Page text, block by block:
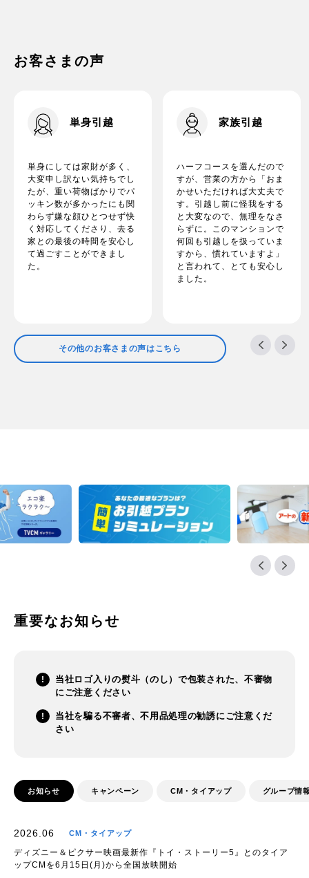
お客さまの声
単身引越
単身にしては家財が多く、
大変申し訳ない気持ちでし
たが、重い荷物ばかりでパ
ッキン数が多かったにも関
わらず嫌な顔ひとつせず快
く対応してくださり、去る
家との最後の時間を安心し
て過ごすことができまし
た。
家族引越
ハーフコースを選んだので
すが、営業の方から「おま
かせいただければ大丈夫で
す。引越し前に怪我をする
と大変なので、無理をなさ
らずに。このマンションで
何回も引越しを扱っていま
すから、慣れていますよ」
と言われて、とても安心し
ました。
その他のお客さまの声はこちら
重要なお知らせ
当社ロゴ入りの熨斗（のし）で包装された、不審物
にご注意ください
当社を騙る不審者、不用品処理の勧誘にご注意くだ
さい
お知らせ キャンペーン CM・タイアップ グループ情
2026.06 CM・タイアップ
ディズニー＆ピクサー映画最新作『トイ・ストーリー5』とのタイア
ップCMを6月15日(月)から全国放映開始